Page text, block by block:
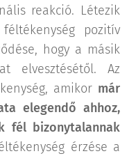
reakció. Létezik
pozitív
hogy a másik
elvesztésétől. Az
amikor már
elegendő ahhoz,
fél bizonytalannak
érzése a